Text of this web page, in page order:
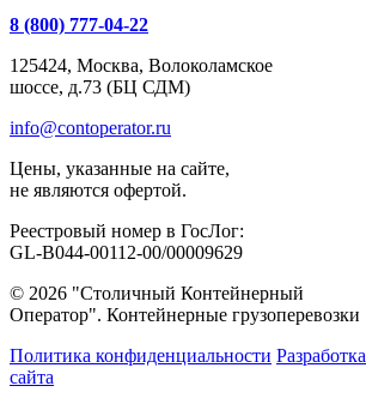
8 (800) 777-04-22
125424, Москва, Волоколамское
шоссе, д.73 (БЦ СДМ)
info@contoperator.ru
Цены, указанные на сайте,
не являются офертой.
Реестровый номер в ГосЛог:
GL-B044-00112-00/00009629
© 2026 "Столичный Контейнерный
Оператор". Контейнерные грузоперевозки
Политика конфиденциальности
сайта